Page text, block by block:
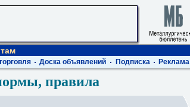
Доска объявлений Подписка Реклама
правила